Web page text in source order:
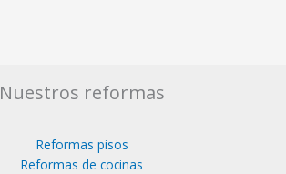
Nuestros reformas
Reformas pisos
Reformas de cocinas